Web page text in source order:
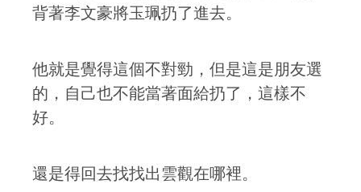
背著李文豪將玉珮扔了進去。
他就是覺得這個不對勁，但是這是朋友選
的，自己也不能當著面給扔了，這樣不
好。
還是得回去找找出雲觀在哪裡。